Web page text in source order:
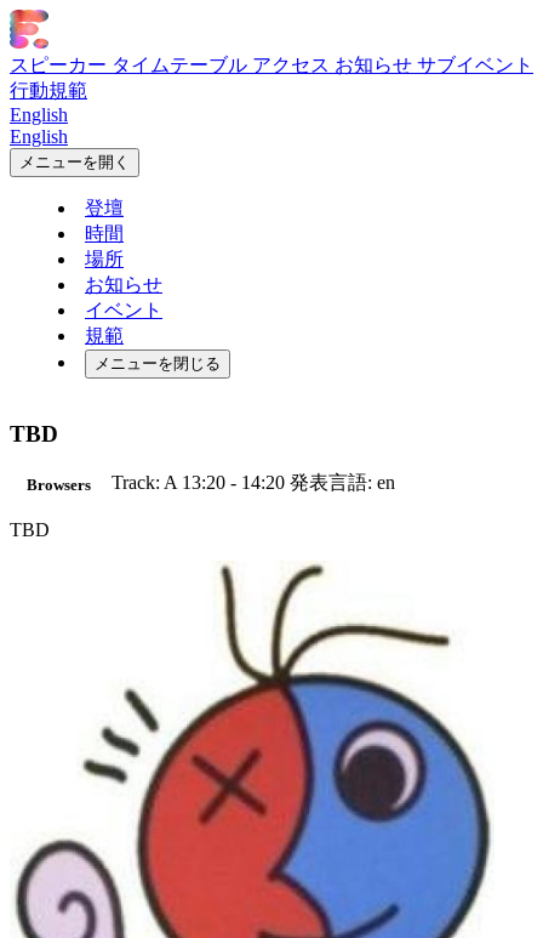
スピーカー タイムテーブル アクセス お知らせ サブイベント
行動規範
English
English
メニューを開く
登壇
時間
場所
お知らせ
イベント
規範
メニューを閉じる
TBD
Browsers Track: A 13:20 - 14:20発表言語: en
TBD